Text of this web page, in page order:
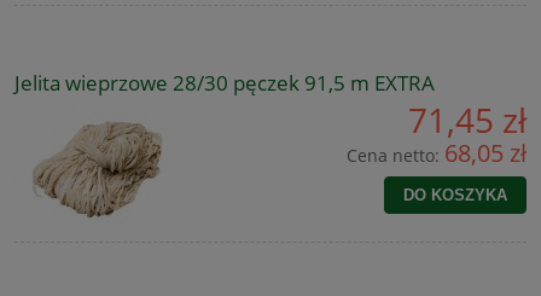
Jelita wieprzowe 28/30 pęczek 91,5 m EXTRA
71,45 zł
Cena netto: 68,05 zł
DO KOSZYKA